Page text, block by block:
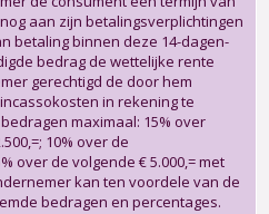
aan zijn betalingsverplichtingen
betaling binnen deze 14-dagen-
bedrag de wettelijke rente
gerechtigd de door hem
in rekening te
maximaal: 15% over
10% over de
over de volgende € 5.000,= met
kan ten voordele van de
bedragen en percentages.